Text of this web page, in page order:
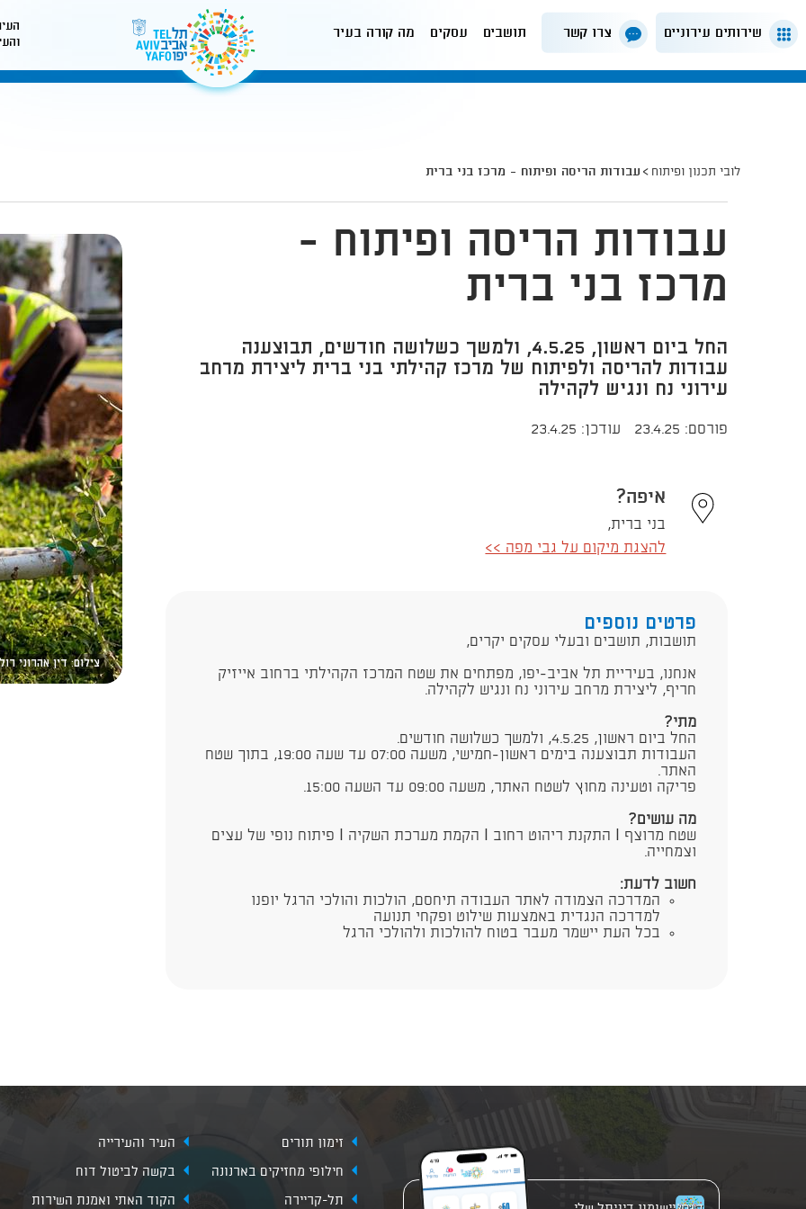
שירותים עירוניים צרו קשר תושבים עסקים מה קורה בעיר
לובי תכנון ופיתוח עבודות הריסה ופיתוח - מרכז בני ברית
צילום: דין אהרוני
עבודות הריסה ופיתוח -
מרכז בני ברית
החל ביום ראשון, 4.5.25, ולמשך כשלושה חודשים, תבוצענה
עבודות להריסה ולפיתוח של מרכז קהילתי בני ברית ליצירת מרחב
עירוני נח ונגיש לקהילה
פורסם: 23.4.25 עודכן: 23.4.25
איפה?
בני ברית,
להצגת מיקום על גבי מפה >>
פרטים נוספים
​תושבות, תושבים ובעלי עסקים יקרים,
אנחנו, בעיריית תל אביב-יפו, מפתחים את שטח המרכז הקהילתי ברחוב אייזיק
חריף, ליצירת מרחב עירוני נח ונגיש לקהילה.
מתי?
החל ביום ראשון, 4.5.25, ולמשך כשלושה חודשים.
העבודות תבוצענה בימים ראשון-חמישי, משעה 07:00 עד שעה 19:00, בתוך שטח
האתר.
פריקה וטעינה מחוץ לשטח האתר, משעה 09:00 עד השעה 15:00.
מה עושים?
שטח מרוצף I התקנת ריהוט רחוב I הקמת מערכת השקיה I פיתוח נופי של עצים
וצמחייה.
חשוב לדעת:
​המדרכה הצמודה לאתר העבודה תיחסם, הולכות והולכי הרגל יופנו
למדרכה הנגדית באמצעות שילוט ופקחי תנועה
בכל העת יישמר מעבר בטוח להולכות ולהולכי הרגל
זימון תורים
העיר והעירייה
חילופי מחזיקים בארנונה
בקשה לביטול דוח
תל-קריירה
הקוד האתי ואמנת השירות